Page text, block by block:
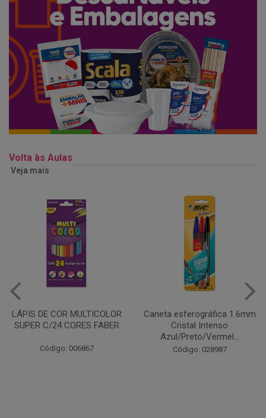
Volta às Aulas
Veja mais
Caneta esferográfica 1.6mm
Cristal Intenso
Código: 028987
COLA EM BASTÃO 40G - LEO
& LEO
Código: 028164